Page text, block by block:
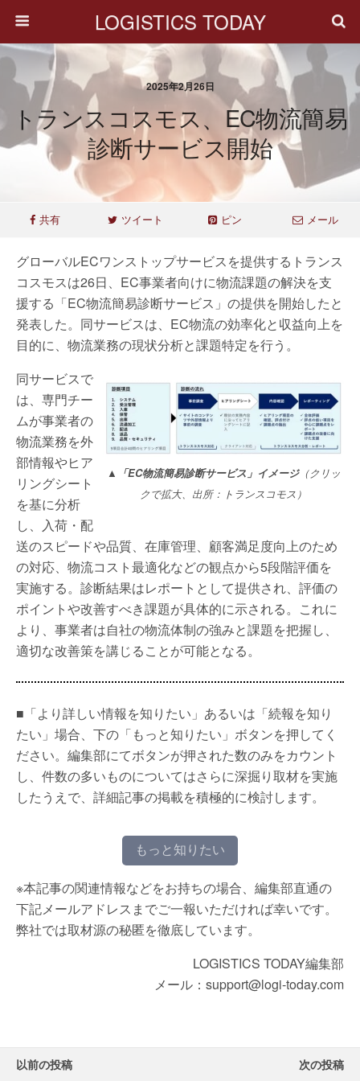
LOGISTICS TODAY
2025年2月26日
トランスコスモス、EC物流簡易
診断サービス開始
共有 ツイート ピン メール
グローバルECワンストップサービスを提供するトランス
コスモスは26日、EC事業者向けに物流課題の解決を支
援する「EC物流簡易診断サービス」の提供を開始したと
発表した。同サービスは、EC物流の効率化と収益向上を
目的に、物流業務の現状分析と課題特定を行う。
▲ 「EC物流簡易診断サービス」イメージ（クリッ
クで拡大、出所：トランスコモス）
同サービスで
は、専門チー
ムが事業者の
物流業務を外
部情報やヒア
リングシート
を基に分析
し、入荷・配
送のスピードや品質、在庫管理、顧客満足度向上のため
の対応、物流コスト最適化などの観点から5段階評価を
実施する。診断結果はレポートとして提供され、評価の
ポイントや改善すべき課題が具体的に示される。これに
より、事業者は自社の物流体制の強みと課題を把握し、
適切な改善策を講じることが可能となる。
■「より詳しい情報を知りたい」あるいは「続報を知り
たい」場合、下の「もっと知りたい」ボタンを押してく
ださい。編集部にてボタンが押された数のみをカウント
し、件数の多いものについてはさらに深掘り取材を実施
したうえで、詳細記事の掲載を積極的に検討します。
もっと知りたい
※本記事の関連情報などをお持ちの場合、編集部直通の
下記メールアドレスまでご一報いただければ幸いです。
弊社では取材源の秘匿を徹底しています。
LOGISTICS TODAY編集部
メール：support@logi-today.com
以前の投稿 次の投稿